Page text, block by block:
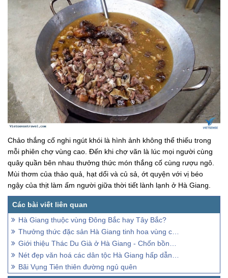
Chảo thắng cố nghi ngút khói là hình ảnh không thể thiếu trong
mỗi phiên chợ vùng cao. Đến khi chợ vãn là lúc mọi người cùng
quây quần bên nhau thưởng thức món thắng cố cùng rượu ngô.
Mùi thơm của thảo quả, hạt dổi và củ sả, ớt quyện với vị béo
ngậy của thịt làm ấm người giữa thời tiết lành lạnh ở Hà Giang.
Hà Giang thuộc vùng Đông Bắc hay Tây Bắc?
Thưởng thức đặc sản Hà Giang tinh hoa vùng cao nguyên đá
Giới thiệu Thác Du Già ở Hà Giang - Chốn bồng lai tiên cảnh vùng biên cương
Nét đẹp văn hoá các dân tộc Hà Giang hấp dẫn du khách thập phương
Bãi Vụng Tiên thiên đường ngủ quên